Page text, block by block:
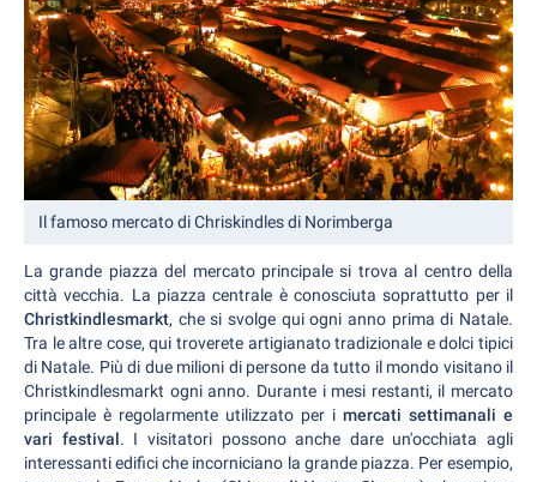
Il famoso mercato di Chriskindles di Norimberga
La grande piazza del mercato principale si trova al centro della
città vecchia. La piazza centrale è conosciuta soprattutto per il
Christkindlesmarkt, che si svolge qui ogni anno prima di Natale.
Tra le altre cose, qui troverete artigianato tradizionale e dolci tipici
di Natale. Più di due milioni di persone da tutto il mondo visitano il
Christkindlesmarkt ogni anno. Durante i mesi restanti, il mercato
principale è regolarmente utilizzato per i mercati settimanali e
vari festival. I visitatori possono anche dare un'occhiata agli
interessanti edifici che incorniciano la grande piazza. Per esempio,